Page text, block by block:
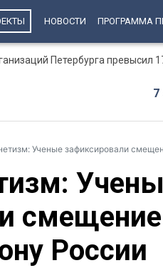
НОВОСТИ ПРОГРАММА
Петербурга превысил
7
Ученые зафиксировали
России